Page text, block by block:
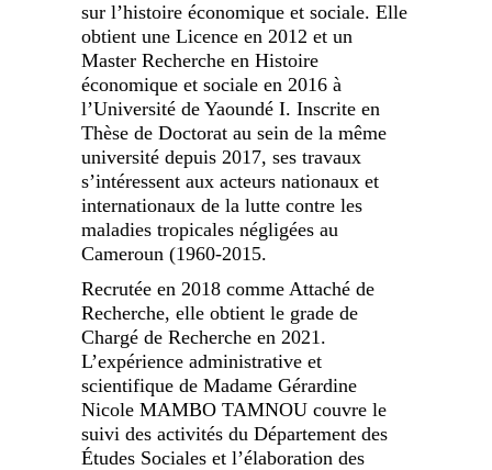
sur l’histoire économique et sociale. Elle
obtient une Licence en 2012 et un
Master Recherche en Histoire
économique et sociale en 2016 à
l’Université de Yaoundé I. Inscrite en
Thèse de Doctorat au sein de la même
université depuis 2017, ses travaux
s’intéressent aux acteurs nationaux et
internationaux de la lutte contre les
maladies tropicales négligées au
Cameroun (1960-2015.
Recrutée en 2018 comme Attaché de
Recherche, elle obtient le grade de
Chargé de Recherche en 2021.
L’expérience administrative et
scientifique de Madame Gérardine
Nicole MAMBO TAMNOU couvre le
suivi des activités du Département des
Études Sociales et l’élaboration des